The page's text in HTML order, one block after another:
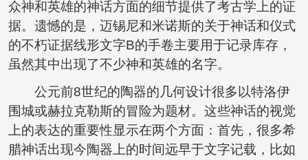
众神和英雄的神话方面的细节提供了考古学上的证
据。遗憾的是，迈锡尼和米诺斯的关于神话和仪式
的不朽证据线形文字B的手卷主要用于记录库存，
虽然其中出现了不少神和英雄的名字。
公元前8世纪的陶器的几何设计很多以特洛伊
围城或赫拉克勒斯的冒险为题材。这些神话的视觉
上的表达的重要性显示在两个方面：首先，很多希
腊神话出现今陶器上的时间远早于文字记载，比如